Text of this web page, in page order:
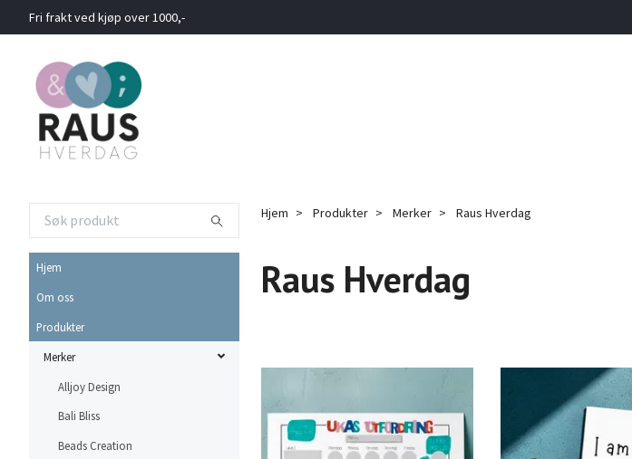
Fri frakt ved kjøp over 1000,-
Hjem
Om oss
Produkter
Merker
Alljoy Design
Bali Bliss
Beads Creation
Hjem Produkter Merker Raus Hverdag
Raus Hverdag